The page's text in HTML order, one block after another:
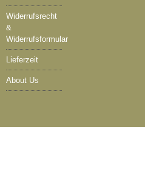
Widerrufsrecht
&
Widerrufsformular
Lieferzeit
About Us